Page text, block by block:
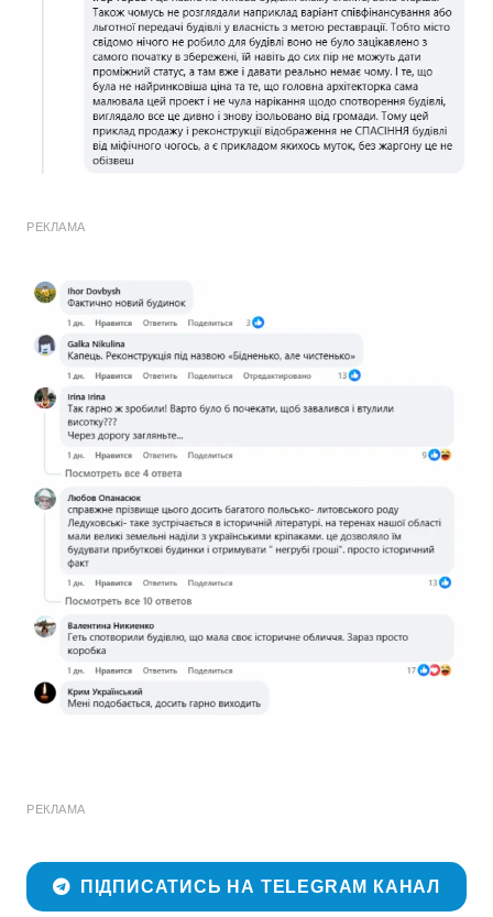
РЕКЛАМА
РЕКЛАМА
ПІДПИСАТИСЬ НА TELEGRAM КАНАЛ